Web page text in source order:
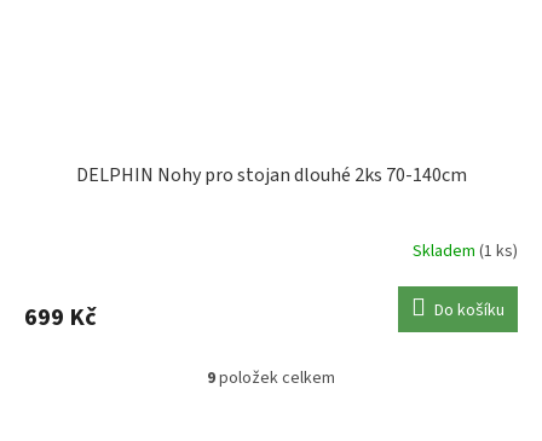
DELPHIN Nohy pro stojan dlouhé 2ks 70-140cm
Skladem (1 ks)
699 Kč Do košíku
O
9položek celkem